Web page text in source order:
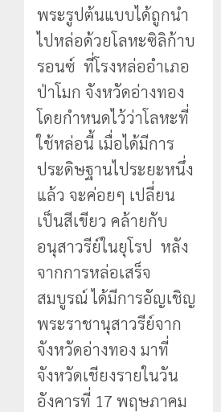
พระรูปต้นแบบได้ถูกนำ
ไปหล่อด้วยโลหะซิลิก้าบ
รอนซ์ ที่โรงหล่ออำเภอ
ป่าโมก จังหวัดอ่างทอง
โดยกำหนดไว้ว่าโลหะที่
ใช้หล่อนี้ เมื่อได้มีการ
ประดิษฐานไประยะหนึ่ง
แล้ว จะค่อยๆ เปลี่ยน
เป็นสีเขียว คล้ายกับ
อนุสาวรีย์ในยุโรป หลัง
จากการหล่อเสร็จ
สมบูรณ์ ได้มีการอัญเชิญ
พระราชานุสาวรีย์จาก
จังหวัดอ่างทอง มาที่
จังหวัดเชียงรายในวัน
อังคารที่ 17 พฤษภาคม